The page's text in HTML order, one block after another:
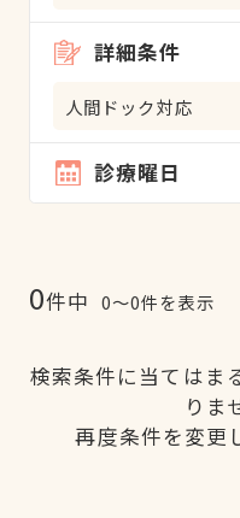
詳細条件
人間ドック対応
診療曜日
0件中 0〜0件を表示
検索条件に当てはま
りま
再度条件を変更